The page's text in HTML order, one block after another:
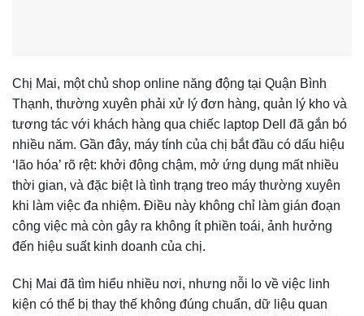
Chị Mai, một chủ shop online năng động tại Quận Bình
Thạnh, thường xuyên phải xử lý đơn hàng, quản lý kho và
tương tác với khách hàng qua chiếc laptop Dell đã gắn bó
nhiều năm. Gần đây, máy tính của chị bắt đầu có dấu hiệu
‘lão hóa’ rõ rệt: khởi động chậm, mở ứng dụng mất nhiều
thời gian, và đặc biệt là tình trạng treo máy thường xuyên
khi làm việc đa nhiệm. Điều này không chỉ làm gián đoạn
công việc mà còn gây ra không ít phiền toái, ảnh hưởng
đến hiệu suất kinh doanh của chị.
Chị Mai đã tìm hiểu nhiều nơi, nhưng nỗi lo về việc linh
kiện có thể bị thay thế không đúng chuẩn, dữ liệu quan